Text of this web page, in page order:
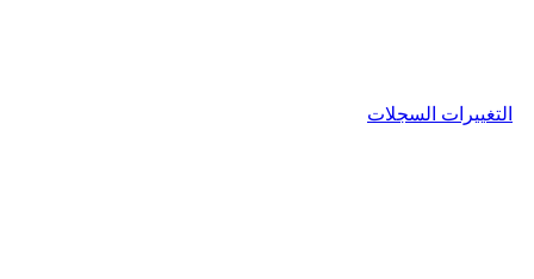
التغييرات السجلات